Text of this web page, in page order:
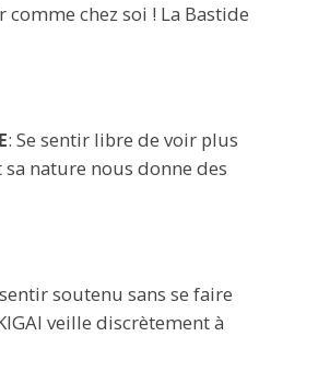
comme chez soi ! La Bastide
: Se sentir libre de voir plus
nature nous donne des
soutenu sans se faire
veille discrètement à